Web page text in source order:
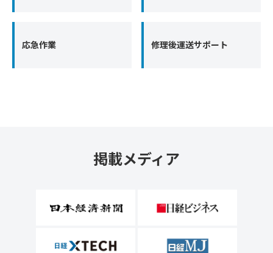
応急作業 修理後運送サポート
掲載メディア